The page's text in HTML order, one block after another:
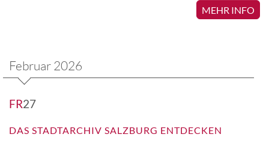
MEHR INFO
Februar 2026
FR27
DAS STADTARCHIV SALZBURG ENTDECKEN